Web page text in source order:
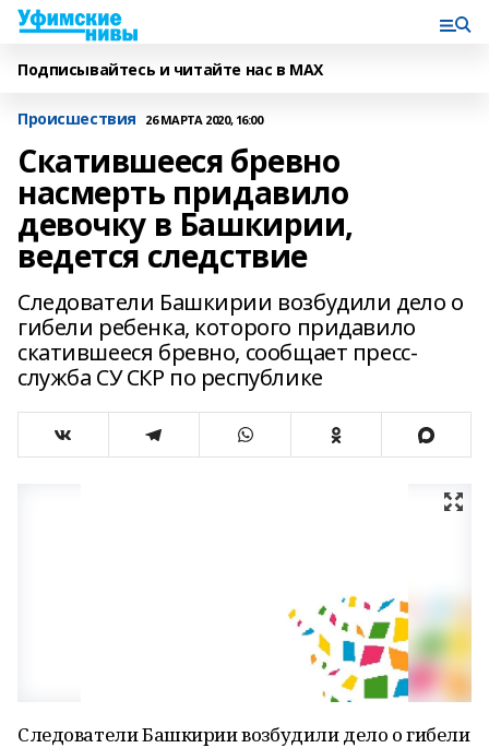
Подписывайтесь и читайте нас в MAX
Происшествия 26 МАРТА 2020, 16:00
Скатившееся бревно
насмерть придавило
девочку в Башкирии,
ведется следствие
Следователи Башкирии возбудили дело о
гибели ребенка, которого придавило
скатившееся бревно, сообщает пресс-
служба СУ СКР по республике
Следователи Башкирии возбудили дело о гибели